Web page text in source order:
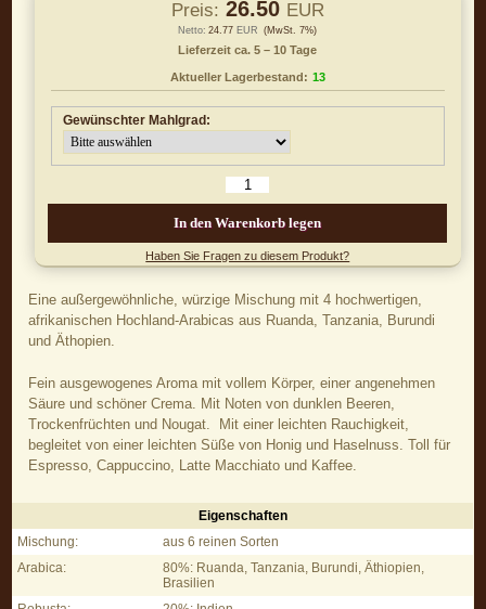
Preis: 26.50 EUR
Netto: 24.77 EUR (MwSt. 7%)
Lieferzeit ca. 5 – 10 Tage
Aktueller Lagerbestand: 13
Gewünschter Mahlgrad:
Haben Sie Fragen zu diesem Produkt?
Eine außergewöhnliche, würzige Mischung mit 4 hochwertigen,
afrikanischen Hochland-Arabicas aus Ruanda, Tanzania, Burundi
und Äthopien.
Fein ausgewogenes Aroma mit vollem Körper, einer angenehmen
Säure und schöner Crema. Mit Noten von dunklen Beeren,
Trockenfrüchten und Nougat. Mit einer leichten Rauchigkeit,
begleitet von einer leichten Süße von Honig und Haselnuss. Toll für
Espresso, Cappuccino, Latte Macchiato und Kaffee.
L'Africana - Eigenschaften
Eigenschaften
Mischung:
aus 6 reinen Sorten
Arabica:
80%: Ruanda, Tanzania, Burundi, Äthiopien,
Brasilien